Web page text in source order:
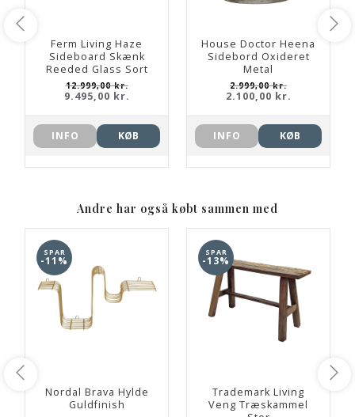
Ferm Living Haze
Sideboard Skænk
Reeded Glass Sort
12.999,00 kr.
9.495,00 kr.
INFO KØB
House Doctor Heena
Sidebord Oxideret
Metal
2.999,00 kr.
2.100,00 kr.
INFO KØB
Andre har også købt sammen med
SPAR
-11%
Nordal Brava Hylde
Guldfinish
SPAR
-13%
Trademark Living
Veng Træskammel